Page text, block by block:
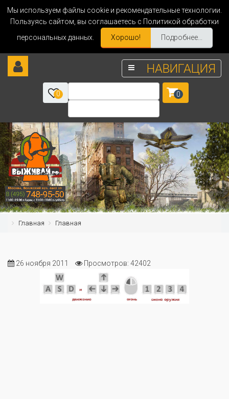
Мы используем файлы cookie и рекомендательные технологии.
Пользуясь сайтом, вы соглашаетесь с Политикой обработки
персональных данных.
Хорошо! Подробнее...
НАВИГАЦИЯ
0 0
Главная Главная
26 ноября 2011 Просмотров: 42402